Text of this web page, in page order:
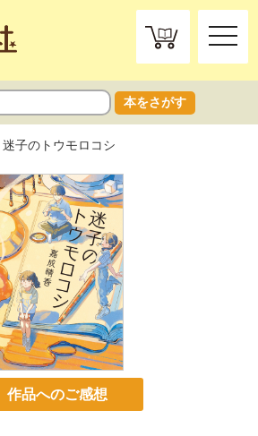
toggle
本をさがす
迷子のトウモロコシ
作品へのご感想